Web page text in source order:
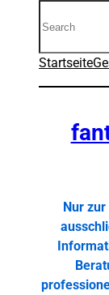
Startseite
Nur